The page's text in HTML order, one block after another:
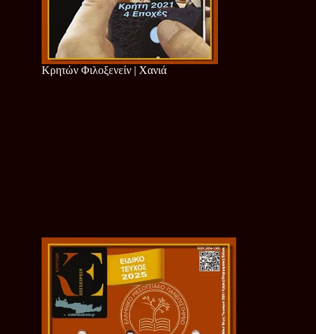
Κρητών Φιλοξενείν | Χανιά